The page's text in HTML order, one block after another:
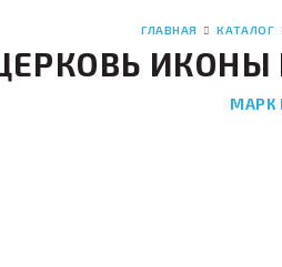
ГЛАВНАЯ КАТАЛОГ
МАРК